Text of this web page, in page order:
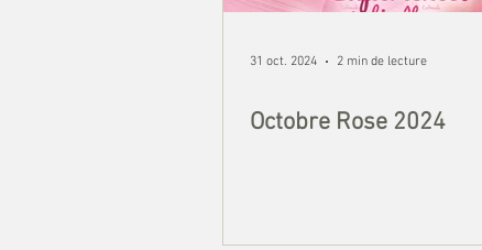
31 oct. 2024 2 min de lecture
Octobre Rose 2024